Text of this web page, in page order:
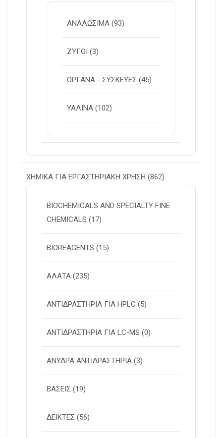
ΑΝΑΛΩΣΙΜΑ (93)
ΖΥΓΟΙ (3)
ΟΡΓΑΝΑ - ΣΥΣΚΕΥΕΣ (45)
ΥΑΛΙΝΑ (102)
ΧΗΜΙΚΑ ΓΙΑ ΕΡΓΑΣΤΗΡΙΑΚΗ ΧΡΗΣΗ (862)
BIOCHEMICALS AND SPECIALTY FINE
CHEMICALS (17)
BIOREAGENTS (15)
ΑΛΑΤΑ (235)
ΑΝΤΙΔΡΑΣΤΗΡΙΑ ΓΙΑ HPLC (5)
ΑΝΤΙΔΡΑΣΤΗΡΙΑ ΓΙΑ LC-MS (0)
ΑΝΥΔΡΑ ΑΝΤΙΔΡΑΣΤΗΡΙΑ (3)
ΒΑΣΕΙΣ (19)
ΔΕΙΚΤΕΣ (56)